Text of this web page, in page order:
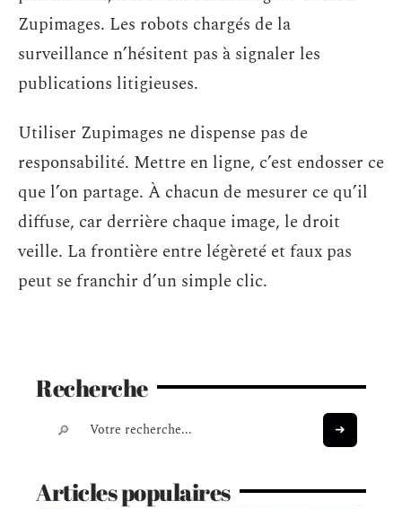
Zupimages. Les robots chargés de la
surveillance n’hésitent pas à signaler les
publications litigieuses.
Utiliser Zupimages ne dispense pas de
responsabilité. Mettre en ligne, c’est endosser ce
que l’on partage. À chacun de mesurer ce qu’il
diffuse, car derrière chaque image, le droit
veille. La frontière entre légèreté et faux pas
peut se franchir d’un simple clic.
Recherche
Articles populaires